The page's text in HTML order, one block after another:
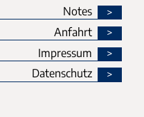
Notes
Anfahrt
Impressum
Datenschutz